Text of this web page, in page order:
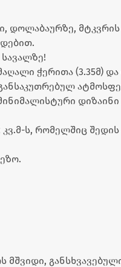
დოლაბაურზე, მტკვრის
ჭერითა (3.35მ)
ს, რომელშიც შედის
მშვიდი,